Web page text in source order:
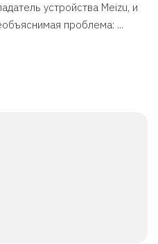
устройства Meizu, и
проблема: ...